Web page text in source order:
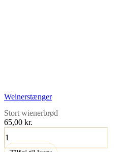
Weinerstænger
Stort wienerbrød
65,00 kr.
Weinerstænger
antal